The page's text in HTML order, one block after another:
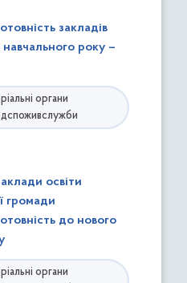
закладів
навчального року –
органи
освіти
громади
до нового
органи